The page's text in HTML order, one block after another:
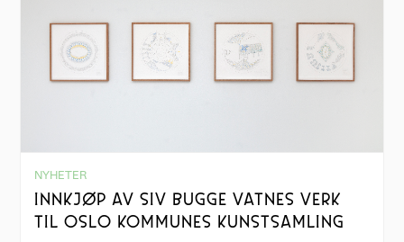
NYHETER
INNKJØP AV SIV BUGGE VATNES VERK
TIL OSLO KOMMUNES KUNSTSAMLING